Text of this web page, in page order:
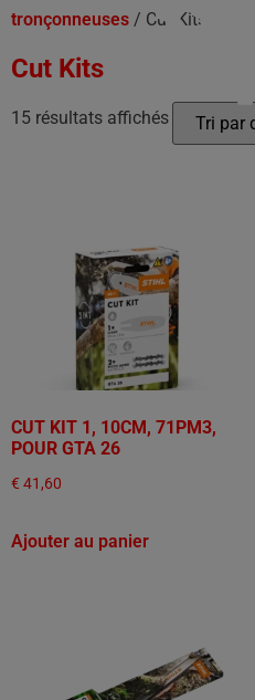
tronçonneuses / Cut Kits
Cut Kits
15 résultats affichés
CUT KIT 1, 10CM, 71PM3,
POUR GTA 26
€ 41,60
Ajouter au panier